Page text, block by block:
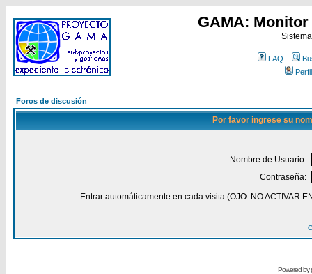
GAMA:
FAQ
Perfil
Foros de discusión
Por favor ingrese su
Nombre de Usuario:
Contraseña:
Entrar automáticamente en cada visita (OJO: NO ACTIVAR
Powered by